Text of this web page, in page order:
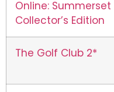
Online: Summerset
Collector’s Edition
The Golf Club 2*